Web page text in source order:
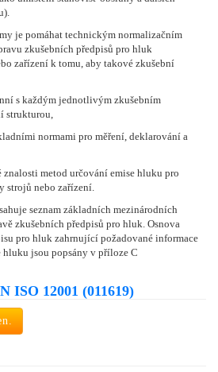
je pomáhat technickým normalizačním
zkušebních předpisů pro hluk
zařízení k tomu, aby takové zkušební
s každým jednotlivým zkušebním
strukturou,
normami pro měření, deklarování a
metod určování emise hluku pro
strojů nebo zařízení.
seznam základních mezinárodních
zkušebních předpisů pro hluk. Osnova
pro hluk zahrnující požadované informace
jsou popsány v příloze C
ISO 12001 (011619)